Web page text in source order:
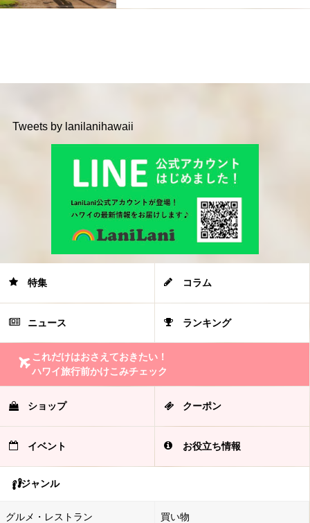
Tweets by lanilanihawaii
特集 コラム
ニュース ランキング
これだけはおさえておきたい！
ハワイ旅行前かけこみチェック
ショップ クーポン
イベント お役立ち情報
ジャンル
グルメ・レストラン 買い物